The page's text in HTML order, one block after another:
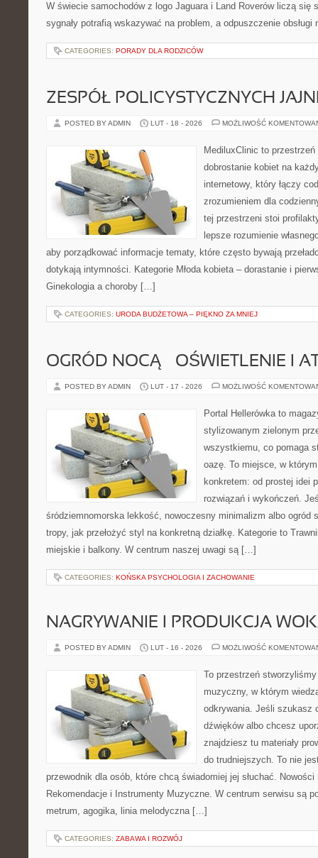
W świecie samochodów z logo Jaguara i Land Roverów liczą się
sygnały potrafią wskazywać na problem, a odpuszczenie
CATEGORIES: PORADY DLA RODZICÓW
ZESPÓŁ POLICYSTYCZNYCH
POSTED BY ADMIN LUT - 18 - 2026 MOŻLIWOŚĆ
MediluxClinic to
dobrostanie kobiet na
internetowy, który łączy
zrozumieniem dla
tej przestrzeni stoi
lepsze rozumienie
aby porządkować informacje tematy, które często bywają
dotykają intymności. Kategorie Młoda kobieta – dorastanie i
Ginekologia a choroby […]
CATEGORIES: URODA BUDŻETOWA – PIĘKNO ZA MNIEJ
OGRÓD NOCĄ – OŚWIETLENIE I
POSTED BY ADMIN LUT - 17 - 2026 MOŻLIWOŚĆ
Portal Hellerówka to
stylizowanym zielonym
wszystkiemu, co pomaga
oazę. To miejsce, w
konkretem: od prostej idei
rozwiązań i wykończeń.
śródziemnomorska lekkość, nowoczesny minimalizm albo ogród
tropy, jak przełożyć styl na konkretną działkę. Kategorie to
miejskie i balkony. W centrum naszej uwagi są […]
CATEGORIES: KOŃSKA PSYCHOLOGIA I ZACHOWANIE
NAGRYWANIE I PRODUKCJA
POSTED BY ADMIN LUT - 16 - 2026 MOŻLIWOŚĆ
To przestrzeń
muzyczny, w którym
odkrywania. Jeśli szukasz
dźwięków albo chcesz
znajdziesz tu materiały
do trudniejszych. To nie
przewodnik dla osób, które chcą świadomiej jej słuchać.
Rekomendacje i Instrumenty Muzyczne. W centrum serwisu są
metrum, agogika, linia melodyczna […]
CATEGORIES: ZABAWA I ROZWÓJ